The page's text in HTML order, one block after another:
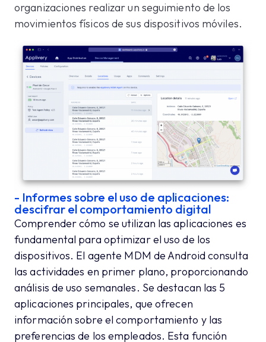
organizaciones realizar un seguimiento de los
movimientos físicos de sus dispositivos móviles.
- Informes sobre el uso de aplicaciones:
descifrar el comportamiento digital
Comprender cómo se utilizan las aplicaciones es
fundamental para optimizar el uso de los
dispositivos. El agente MDM de Android consulta
las actividades en primer plano, proporcionando
análisis de uso semanales. Se destacan las 5
aplicaciones principales, que ofrecen
información sobre el comportamiento y las
preferencias de los empleados. Esta función